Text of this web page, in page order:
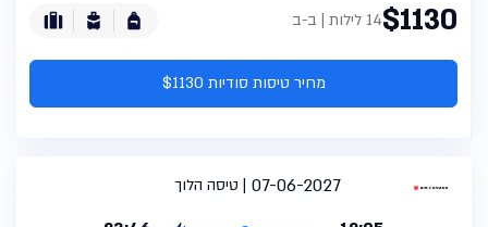
$113014 לילות | ב-ב
מחיר טיסות סודיות $1130
טיסה הלוך
07-06-2027